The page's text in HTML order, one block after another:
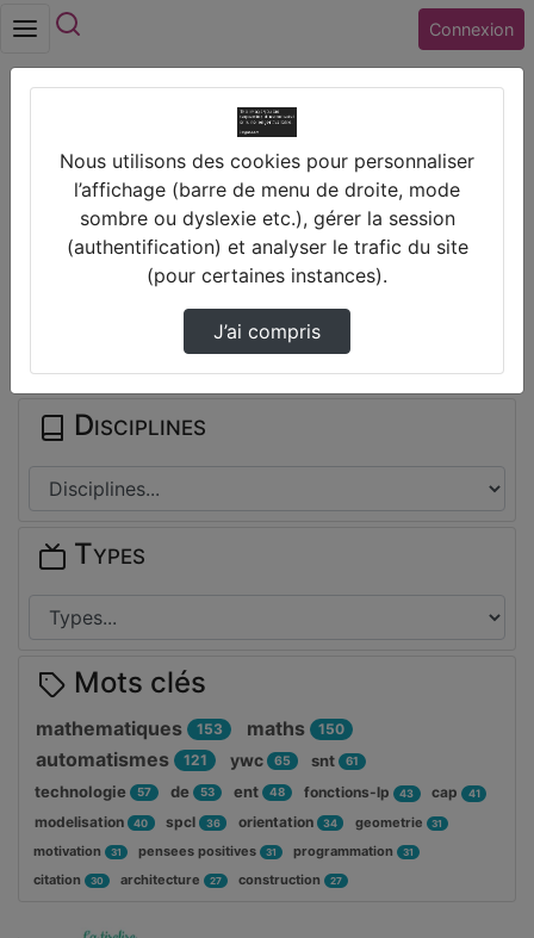
Connexion
Problème 4 (tirelire) 1er degré - Lycée Pro
Prendre des notes
Il n'y a pas de note disponible pour vous pour cette vidéo.
Connectez-vous pour en créer une nouvelle.
Disciplines
Types
Mots clés
mathematiques 153 maths 150
automatismes 121 ywc 65 snt 61
technologie 57 de 53 ent 48 fonctions-lp 43 cap 41
modelisation 40 spcl 36 orientation 34 geometrie 31
motivation 31 pensees positives 31 programmation 31
citation 30 architecture 27 construction 27
Nous utilisons des cookies pour personnaliser
l’affichage (barre de menu de droite, mode
sombre ou dyslexie etc.), gérer la session
(authentification) et analyser le trafic du site
(pour certaines instances).
J’ai compris